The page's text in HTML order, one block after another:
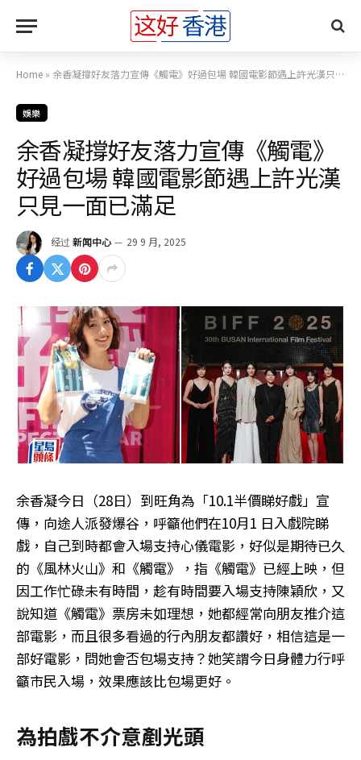
Home » 余香凝撐好友落力宣傳《觸電》好過包場 韓國電影節遇上許光漢只見一面已滿足
娛樂
余香凝撐好友落力宣傳《觸電》
好過包場 韓國電影節遇上許光漢
只見一面已滿足
经过 新闻中心 29 9 月, 2025
余香凝今日（28日）到旺角為「10.1半價睇好戲」宣
傳，向途人派發爆谷，呼籲他們在10月1 日入戲院睇
戲，自己到時都會入場支持心儀電影，好似是期待已久
的《風林火山》和《觸電》，指《觸電》已經上映，但
因工作忙碌未有時間，趁有時間要入場支持陳穎欣，又
說知道《觸電》票房未如理想，她都經常向朋友推介這
部電影，而且很多看過的行內朋友都讚好，相信這是一
部好電影，問她會否包場支持？她笑謂今日身體力行呼
籲市民入場，效果應該比包場更好。
為拍戲不介意剷光頭